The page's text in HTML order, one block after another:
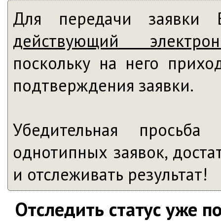
Для передачи заявки
действующий
поскольку на него
подтверждения заявки.
Убедительная
однотипных заявок,
и отслеживать результат!
Отследить статус уже